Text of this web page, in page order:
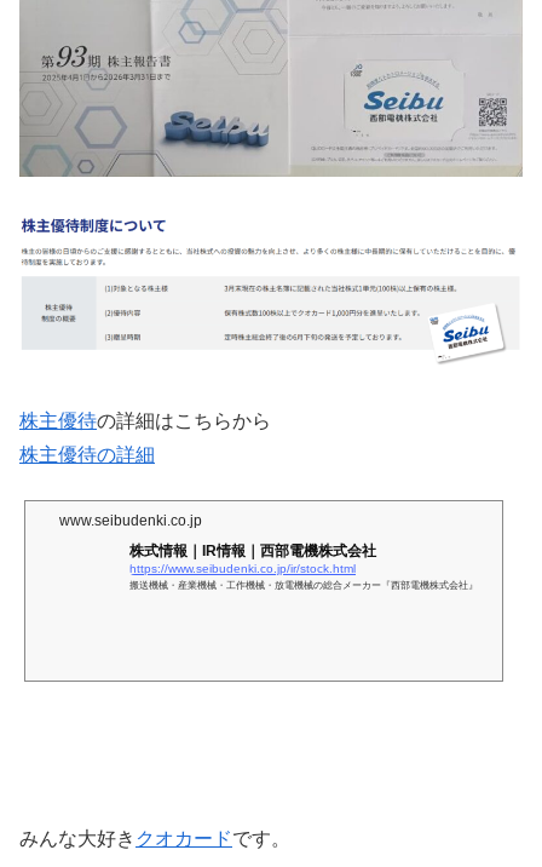
株主優待の詳細はこちらから
株主優待の詳細
www.seibudenki.co.jp
株式情報｜IR情報｜西部電機株式会社
https://www.seibudenki.co.jp/ir/stock.html
搬送機械・産業機械・工作機械・放電機械の総合メーカー『西部電機株式会社』
みんな大好き クオカードです。